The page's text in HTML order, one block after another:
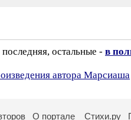
остальные - в
автора Марсиаша
О портале Стихи.ру